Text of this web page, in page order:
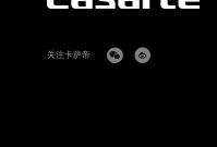
关注卡萨帝